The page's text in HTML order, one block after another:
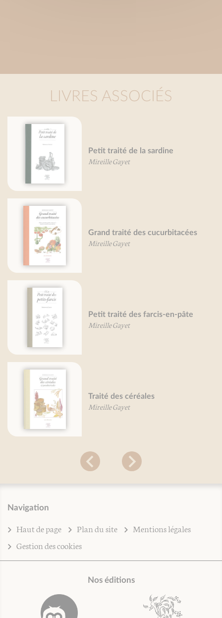
LIVRES ASSOCIÉS
Petit traité de la sardine
Mireille Gayet
Grand traité des cucurbitacées
Mireille Gayet
Petit traité des farcis-en-pâte
Mireille Gayet
Traité des céréales
Mireille Gayet
Navigation
Haut de page Plan du site
Mentions légales
Gestion des cookies
Nos éditions